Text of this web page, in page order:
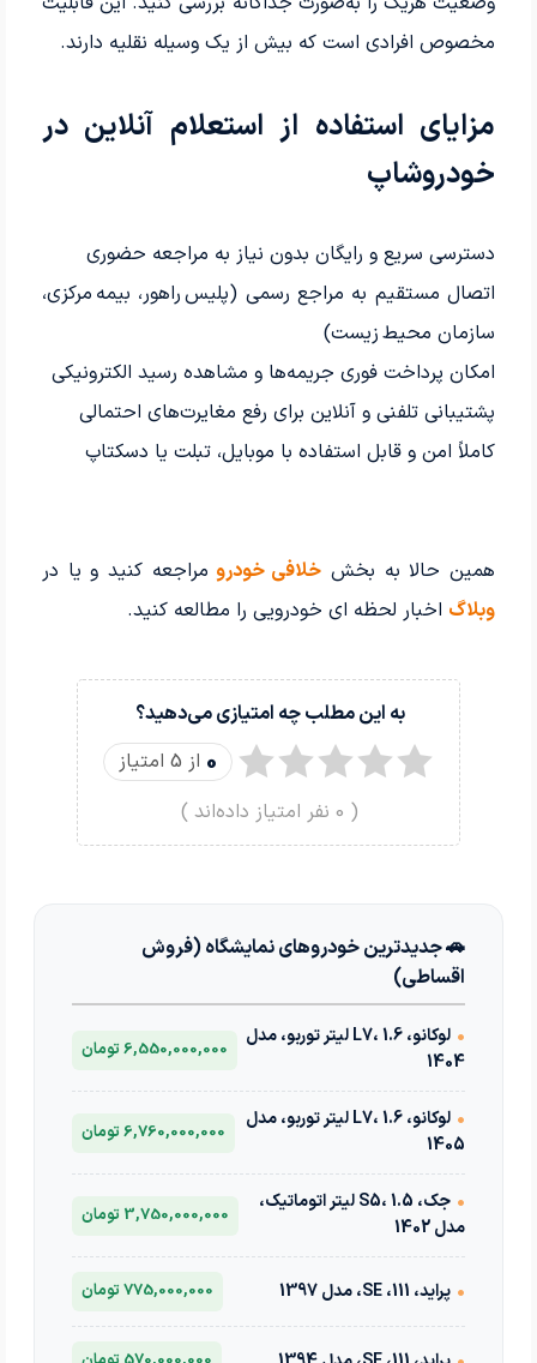
مخصوص افرادی است که بیش از یک وسیله نقلیه دارند.
مزایای استفاده از استعلام آنلاین در
خودروشاپ
دسترسی سریع و رایگان بدون نیاز به مراجعه حضوری
اتصال مستقیم به مراجع رسمی (پلیس راهور، بیمه مرکزی،
سازمان محیط زیست)
امکان پرداخت فوری جریمه‌ها و مشاهده رسید الکترونیکی
پشتیبانی تلفنی و آنلاین برای رفع مغایرت‌های احتمالی
کاملاً امن و قابل استفاده با موبایل، تبلت یا دسکتاپ
همین حالا به بخش خلافی خودرو مراجعه کنید و یا در
وبلاگ اخبار لحظه ای خودرویی را مطالعه کنید.
به این مطلب چه امتیازی می‌دهید؟
0 از 5 امتیاز
(
0 نفر امتیاز داده‌اند )
🚗 جدیدترین خودروهای نمایشگاه (فروش
اقساطی)
•
لوکانو، L7، 1.6 لیتر توربو، مدل
1404
6,550,000,000 تومان
•
لوکانو، L7، 1.6 لیتر توربو، مدل
1405
6,760,000,000 تومان
•
جک، S5، 1.5 لیتر اتوماتیک،
مدل 1402
3,750,000,000 تومان
• پراید، 111، SE، مدل 1397 775,000,000 تومان